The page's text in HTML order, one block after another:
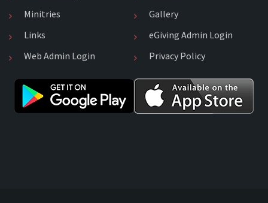
Minitries
Gallery
Links
eGiving Admin Login
Web Admin Login
Privacy Policy